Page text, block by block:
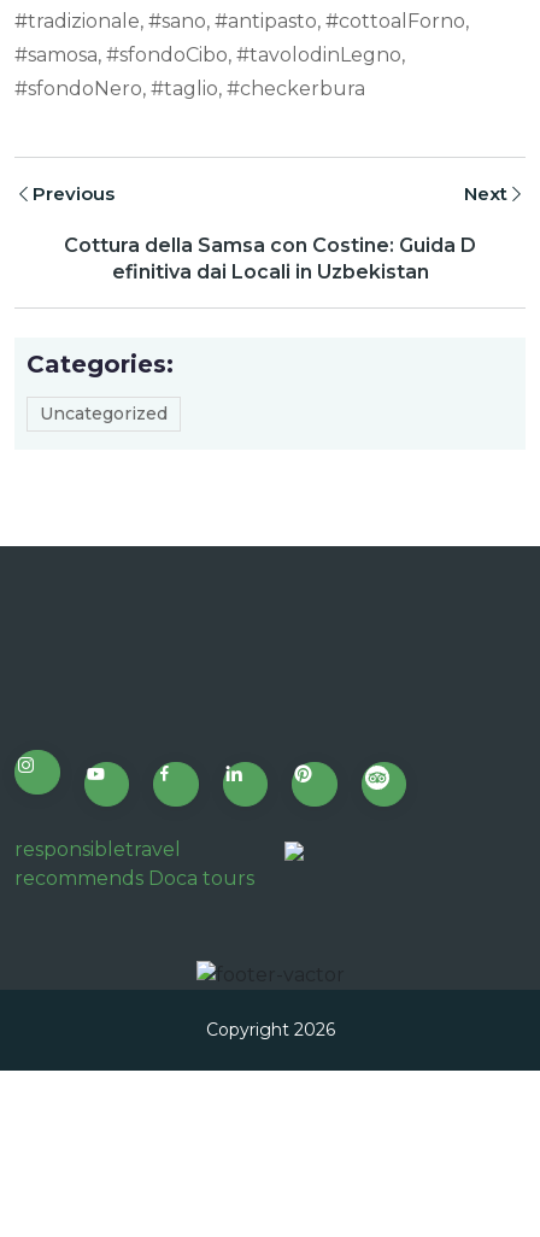
#tradizionale, #sano, #antipasto, #cottoalForno,
#samosa, #sfondoCibo, #tavolodinLegno,
#sfondoNero, #taglio, #checkerbura
Previous
Cottura della Samsa con Costine: Guida D
efinitiva dai Locali in Uzbekistan
Next
Categories:
Uncategorized
responsibletravel
recommends Doca tours
Copyright 2026